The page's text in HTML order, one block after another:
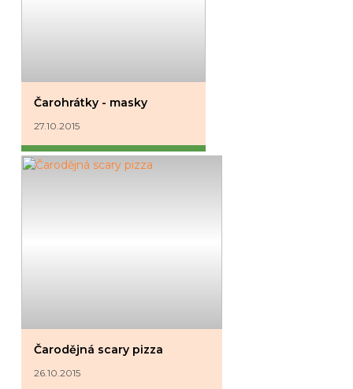
Čarohrátky - masky
27.10.2015
Čarodějná scary pizza
26.10.2015